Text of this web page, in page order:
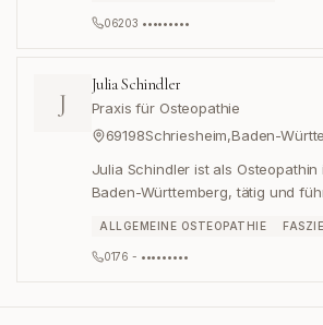
06203 •••••••••
J
Julia Schindler
Praxis für Osteopathie
69198Schriesheim,Baden-
Julia Schindler ist als Osteopathin
Baden-Württemberg, tätig und
ALLGEMEINE OSTEOPATHIE
0176 - •••••••••